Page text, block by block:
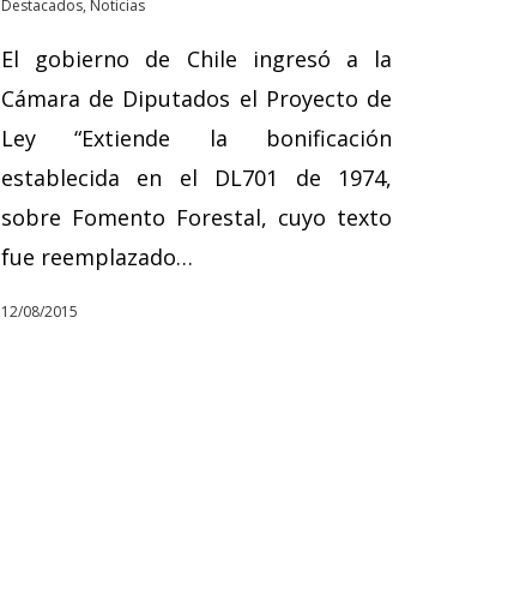
Destacados, Noticias
El gobierno de Chile ingresó a la
Cámara de Diputados el Proyecto de
Ley “Extiende la bonificación
establecida en el DL701 de 1974,
sobre Fomento Forestal, cuyo texto
fue reemplazado…
12/08/2015